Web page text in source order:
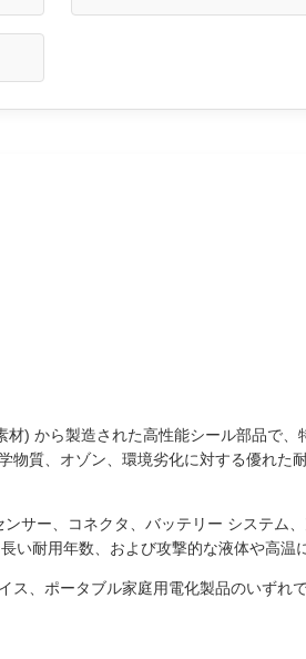
) から製造された高性能シール部品で
質、オゾン、環境劣化に対する優れた
サー、コネクタ、バッテリー システム
耐用年数、および攻撃的な液体や高温
、ポータブル家庭用電化製品のいずれ